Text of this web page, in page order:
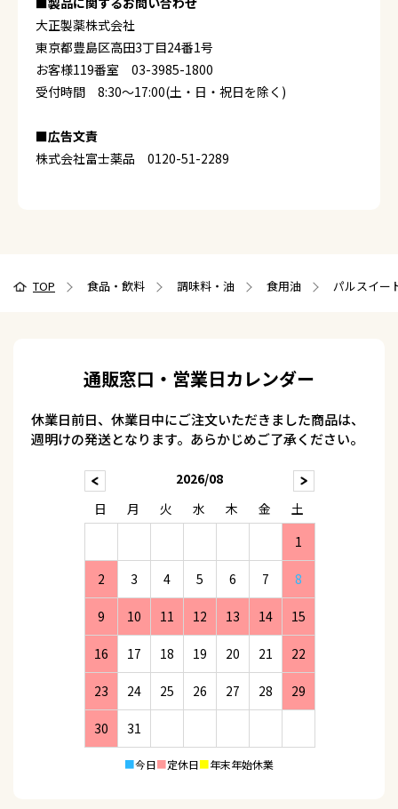
大正製薬株式会社
東京都豊島区高田3丁目24番1号
お客様119番室 03-3985-1800
受付時間 8:30～17:00(土・日・祝日を除く)
■広告文責
株式会社富士薬品 0120-51-2289
TOP 食品・飲料 調味料・油 食用油 パルスイ
通販窓口・営業日カレンダー
休業日前日、休業日中にご注文いただきました商品は、
週明けの発送となります。あらかじめご了承ください。
2026/08
日
月 火 水 木 金
土
1
2 3 4 5 6 7 8
9 10 11 12 13 14 15
16 17 18 19 20 21 22
23 24 25 26 27 28 29
30 31
■今日■定休日■年末年始休業